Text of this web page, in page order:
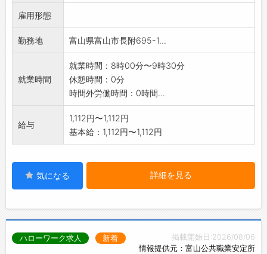
雇用形態
勤務地 富山県富山市長附695-1...
就業時間
就業時間：8時00分〜9時30分
休憩時間：0分
時間外労働時間：0時間...
給与
1,112円〜1,112円
基本給：1,112円〜1,112円
気になる 詳細を見る
掲載開始日:2026/08/06
情報提供元：富山公共職業安定所
ハローワーク求人 新着